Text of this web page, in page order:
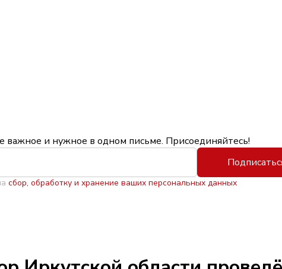
важное и нужное в одном письме. Присоединяйтесь!
сбор, обработку и хранение ваших персональных данных